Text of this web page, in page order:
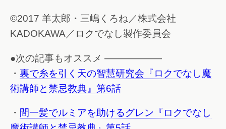
©2017 羊太郎・三嶋くろね／株式会社
KADOKAWA／ロクでなし製作委員会
●次の記事もオススメ ——————
・ 裏で糸を引く天の智慧研究会『ロクでなし魔
術講師と禁忌教典』第6話
・ 間一髪でルミアを助けるグレン『ロクでなし